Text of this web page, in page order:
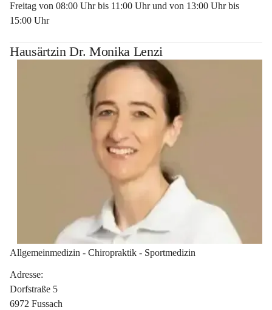
Freitag von 08:00 Uhr bis 11:00 Uhr und von 13:00 Uhr bis
15:00 Uhr
Hausärtzin Dr. Monika Lenzi
Allgemeinmedizin - Chiropraktik - Sportmedizin
Adresse:
Dorfstraße 5
6972 Fussach